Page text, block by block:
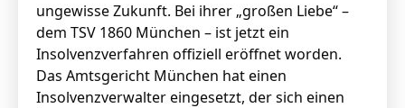
ungewisse Zukunft. Bei ihrer „großen Liebe“ –
dem TSV 1860 München – ist jetzt ein
Insolvenzverfahren offiziell eröffnet worden.
Das Amtsgericht München hat einen
Insolvenzverwalter eingesetzt, der sich einen